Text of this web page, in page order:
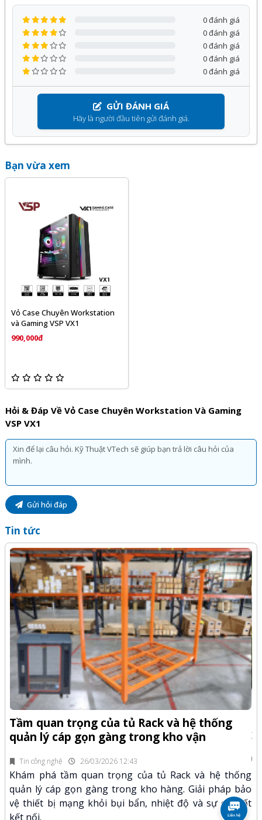
GỬI ĐÁNH GIÁ
Hãy là người đầu tiên gửi đánh giá.
0 đánh giá
0 đánh giá
0 đánh giá
0 đánh giá
0 đánh giá
Bạn vừa xem
Vỏ Case Chuyên Workstation
và Gaming VSP VX1
990,000đ
Hỏi & Đáp Về Vỏ Case Chuyên Workstation Và Gaming
VSP VX1
Gửi hỏi đáp
Tin tức
Tin công nghệ 26/03/2026 12:43
Tầm quan trọng của tủ Rack và hệ thống
quản lý cáp gọn gàng trong kho vận
Khám phá tầm quan trọng của tủ Rack và hệ thống
quản lý cáp gọn gàng trong kho hàng. Giải pháp bảo
vệ thiết bị mạng khỏi bụi bẩn, nhiệt độ và sự cố mất
kết nối.